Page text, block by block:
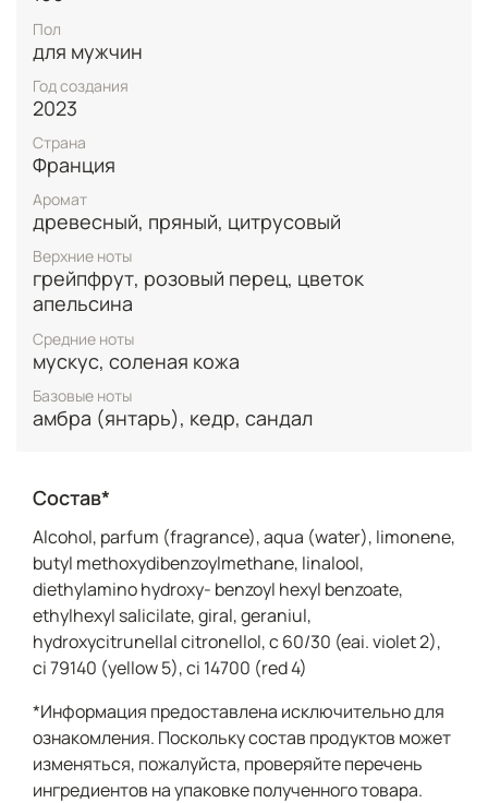
Пол
для мужчин
Год создания
2023
Страна
Франция
Аромат
древесный, пряный, цитрусовый
Верхние ноты
грейпфрут, розовый перец, цветок
апельсина
Средние ноты
мускус, соленая кожа
Базовые ноты
амбра (янтарь), кедр, сандал
Состав*
Alcohol, parfum (fragrance), aqua (water), limonene,
butyl methoxydibenzoylmethane, linalool,
diethylamino hydroxy- benzoyl hexyl benzoate,
ethylhexyl salicilate, giral, geraniul,
hydroxycitrunellal citronellol, c 60/30 (eai. violet 2),
ci 79140 (yellow 5), ci 14700 (red 4)
*Информация предоставлена исключительно для
ознакомления. Поскольку состав продуктов может
изменяться, пожалуйста, проверяйте перечень
ингредиентов на упаковке полученного товара.